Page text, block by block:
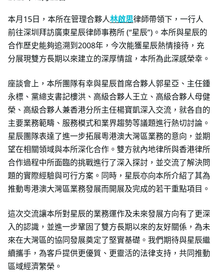
本月15日，本所在管理合夥人林啟思律師帶領下，一行人
前往深圳拜訪廣東星辰律師事務所 (“星辰”)。本所與星辰的
合作歷史能夠追溯到2008年，今次能獲星辰熱情接待，充
分展現雙方長期以來建立的深厚情誼，本所為此深感榮幸。
座談會上，本所團隊有幸與星辰首席合夥人郭星亞、主任鍾
永標、黨總支書記樓洪、高級合夥人王立、高級合夥人母健
榮、高級合夥人兼香港分所主任楊寶凱深入交流，就各自的
主要業務範疇、服務模式和業界趨勢等議題進行熱切討論。
星辰團隊表達了進一步拓展粵港澳大灣區業務的意向，並期
望在相關領域與本所深化合作。雙方就內地律所與香港律所
合作過程中所面臨的挑戰進行了深入探討，並交流了解決問
題的實際經驗與可行方案。同時，星辰亦向本所介紹了其為
推動粵港澳大灣區業務發展而開展及完成的若干重點項目。
這次交流讓本所對星辰的業務運作及未來發展方向有了更深
入的認識，並進一步鞏固了雙方長期以來的友好關係，為未
來在大灣區的協同發展奠定了堅實基礎。我們期待與星辰繼
續攜手，為客戶提供更優質、更靈活的法律支持，共同推動
區域經濟繁榮。